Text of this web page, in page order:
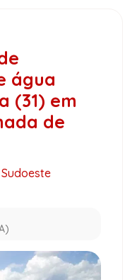
água
(31) em
de